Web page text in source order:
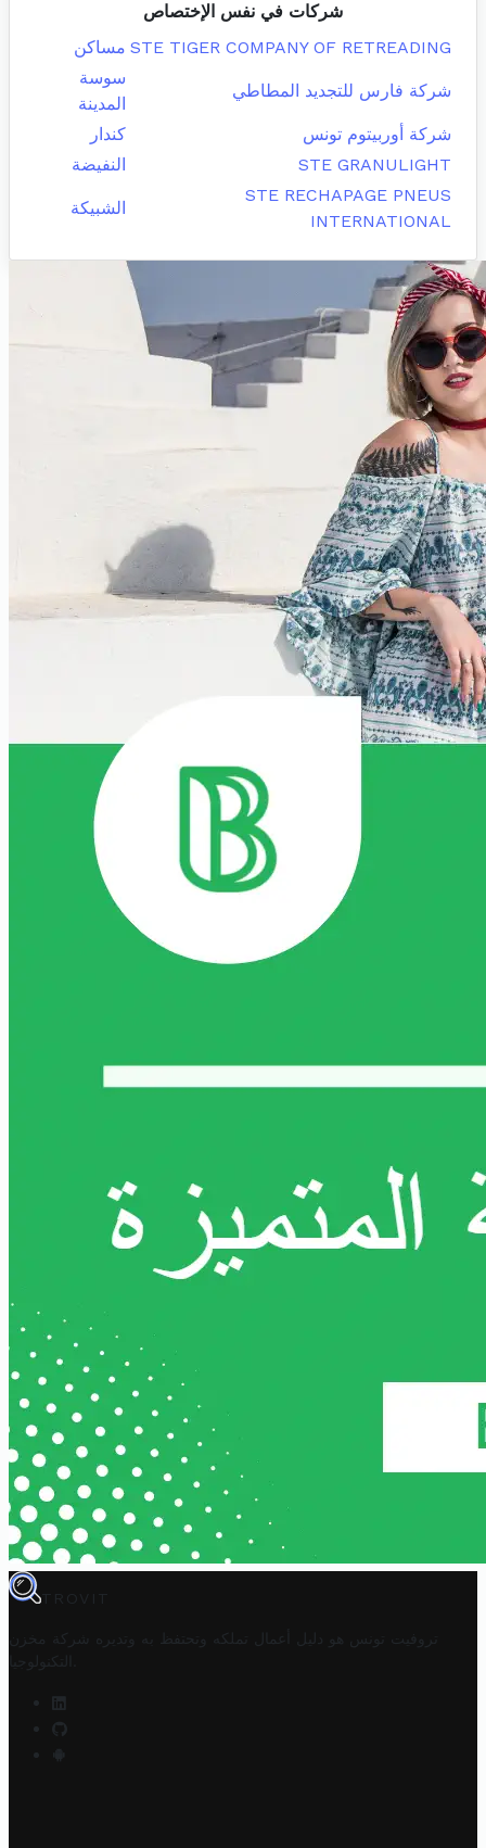
شركات في نفس الإختصاص
STE TIGER COMPANY OF RETREADING مساكن
شركة فارس للتجديد المطاطي
سوسة
المدينة
شركة أوربيتوم تونس
كندار
STE GRANULIGHT
النفيضة
STE RECHAPAGE PNEUS
INTERNATIONAL
الشبيكة
TROVIT
تروفيت تونس هو دليل أعمال تملكه وتحتفظ به وتديره
شركة مخزن
التكنولوجيا